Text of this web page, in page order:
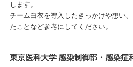
します。
チーム白衣を導入したきっかけや想い
たことなど参考にしてください。
東京医科大学 感染制御部・感染症